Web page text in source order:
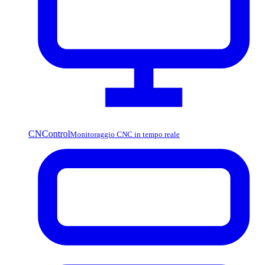
CNControlMonitoraggio CNC in tempo reale